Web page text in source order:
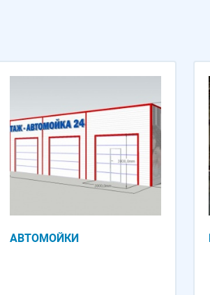
АВТОМОЙКИ